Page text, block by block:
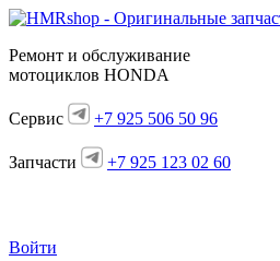
Ремонт и обслуживание
мотоциклов HONDA
Сервис +7 925 506 50 96
Запчасти +7 925 123 02 60
Войти